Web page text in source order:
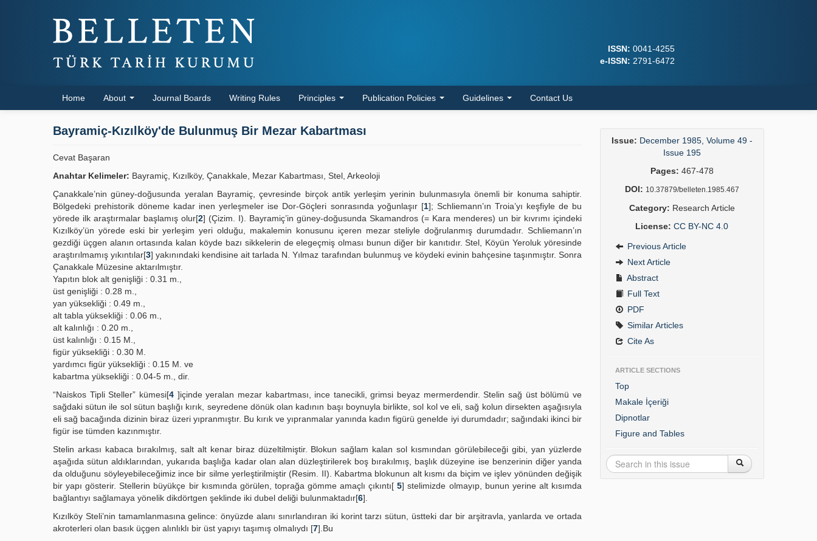
ISSN: 0041-4255
e-ISSN: 2791-6472
Home About Journal Boards Writing Rules Principles Publication Policies Guidelines Contact Us
Bayramiç-Kızılköy'de Bulunmuş Bir Mezar Kabartması
Cevat Başaran
Anahtar Kelimeler: Bayramiç, Kızılköy, Çanakkale, Mezar Kabartması, Stel, Arkeoloji
Çanakkale’nin güney-doğusunda yeralan Bayramiç, çevresinde birçok antik yerleşim yerinin bulunmasıyla önemli bir konuma sahiptir.
Bölgedeki prehistorik döneme kadar inen yerleşmeler ise Dor-Göçleri sonrasında yoğunlaşır [1]; Schliemann’ın Troia’yı keşfiyle de bu
yörede ilk araştırmalar başlamış olur[2] (Çizim. I). Bayramiç’in güney-doğusunda Skamandros (= Kara menderes) un bir kıvrımı içindeki
Kızılköy’ün yörede eski bir yerleşim yeri olduğu, makalemin konusunu içeren mezar steliyle doğrulanmış durumdadır. Schliemann’ın
gezdiği üçgen alanın ortasında kalan köyde bazı sikkelerin de elegeçmiş olması bunun diğer bir kanıtıdır. Stel, Köyün Yeroluk yöresinde
araştırılmamış yıkıntılar[3] yakınındaki kendisine ait tarlada N. Yılmaz tarafından bulunmuş ve köydeki evinin bahçesine taşınmıştır. Sonra
Çanakkale Müzesine aktarılmıştır.
Yapıtın blok alt genişliği : 0.31 m.,
üst genişliği : 0.28 m.,
yan yüksekliği : 0.49 m.,
alt tabla yüksekliği : 0.06 m.,
alt kalınlığı : 0.20 m.,
üst kalınlığı : 0.15 M.,
figür yüksekliği : 0.30 M.
yardımcı figür yüksekliği : 0.15 M. ve
kabartma yüksekliği : 0.04-5 m., dir.
“Naiskos Tipli Steller” kümesi[4]içinde yeralan mezar kabartması, ince tanecikli, grimsi beyaz mermerdendir. Stelin sağ üst bölümü ve
sağdaki sütun ile sol sütun başlığı kırık, seyredene dönük olan kadının başı boynuyla birlikte, sol kol ve eli, sağ kolun dirsekten aşağısıyla
eli sağ bacağında dizinin biraz üzeri yıpranmıştır. Bu kırık ve yıpranmalar yanında kadın figürü genelde iyi durumdadır; sağındaki ikinci bir
figür ise tümden kazınmıştır.
Stelin arkası kabaca bırakılmış, salt alt kenar biraz düzeltilmiştir. Blokun sağlam kalan sol kısmından görülebileceği gibi, yan yüzlerde
aşağıda sütun aldıklarından, yukarıda başlığa kadar olan alan düzleştirilerek boş bırakılmış, başlık düzeyine ise benzerinin diğer yanda
da olduğunu söyleyebileceğimiz ince bir silme yerleştirilmiştir (Resim. II). Kabartma blokunun alt kısmı da biçim ve işlev yönünden değişik
bir yapı gösterir. Stellerin büyükçe bir kısmında görülen, toprağa gömme amaçlı çıkıntı[5] stelimizde olmayıp, bunun yerine alt kısımda
bağlantıyı sağlamaya yönelik dikdörtgen şeklinde iki dubel deliği bulunmaktadır[6].
Kızılköy Steli’nin tamamlanmasına gelince: önyüzde alanı sınırlandı­ran iki korint tarzı sütun, üstteki dar bir arşitravla, yanlarda ve ortada
akroterleri olan basık üçgen alınlıklı bir üst yapıyı taşımış olmalıydı [7].Bu
Issue: December 1985, Volume 49 -
Issue 195
Pages: 467-478
DOI: 10.37879/belleten.1985.467
Category: Research Article
License: CC BY-NC 4.0
Previous Article
Next Article
Abstract
Full Text
PDF
Similar Articles
Cite As
ARTICLE SECTIONS
Top
Makale İçeriği
Dipnotlar
Figure and Tables